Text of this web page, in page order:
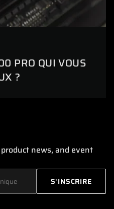
PRO QUI VOUS
?
news, and event